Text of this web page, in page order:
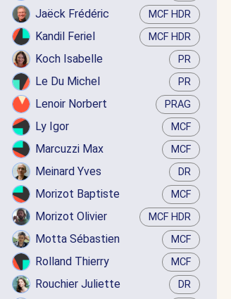
Jaëck Frédéric MCF HDR
Kandil Feriel MCF HDR
Koch Isabelle PR
Le Du Michel PR
Lenoir Norbert PRAG
Ly Igor MCF
Marcuzzi Max MCF
Meinard Yves DR
Morizot Baptiste MCF
Morizot Olivier MCF HDR
Motta Sébastien MCF
Rolland Thierry MCF
Rouchier Juliette DR